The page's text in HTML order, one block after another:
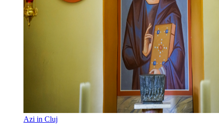
Azi in Cluj